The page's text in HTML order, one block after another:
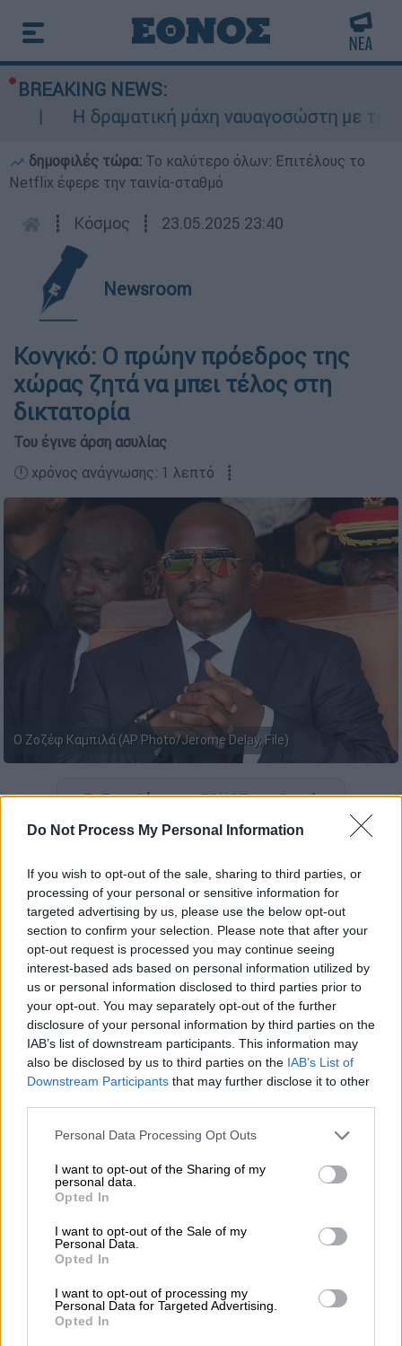
Do Not Process My Personal Information
If you wish to opt-out of the sale, sharing to third parties, or
processing of your personal or sensitive information for
targeted advertising by us, please use the below opt-out
section to confirm your selection. Please note that after your
opt-out request is processed you may continue seeing
interest-based ads based on personal information utilized by
us or personal information disclosed to third parties prior to
your opt-out. You may separately opt-out of the further
disclosure of your personal information by third parties on the
IAB’s list of downstream participants. This information may
also be disclosed by us to third parties on the IAB’s List of
Downstream Participants that may further disclose it to other
Please note that this website/app uses one or more Google
not limited to your visit or usage behaviour. You may click to
grant or deny consent to Google and its third-party tags to
use your data for below specified purposes in below Google
consent section.
Personal Data Processing Opt Outs
I want to opt-out of the Sharing of my
personal data.
Opted In
I want to opt-out of the Sale of my
Personal Data.
Opted In
I want to opt-out of processing my
Personal Data for Targeted Advertising.
Opted In
BREAKING NEWS:
Η δραματική μάχη ναυαγοσώστη με τα
δημοφιλές τώρα: Το καλύτερο όλων: Επιτέλους το
Netflix έφερε την ταινία-σταθμό
┋ Κόσμος ┋ 23.05.2025 23:40
Newsroom
Κονγκό: Ο πρώην πρόεδρος της
χώρας ζητά να μπει τέλος στη
δικτατορία
Του έγινε άρση ασυλίας
🕛 χρόνος ανάγνωσης: 1 λεπτό ┋
Ο Ζοζέφ Καμπιλά (AP Photo/Jerome Delay, File)
Προσθέστε το ΕΘΝΟΣ στη Google
Λαϊκής Δημοκρατίας του Κονγκό, είδε να του
γίνεται άρση κοινοβουλευτικής ασυλίας και
στη συνέχεια δήλωσε ότι πρέπει να μπει
τέλος στηδικτατορίατης χώρας του.
ΔΙΑΒΑΣΤΕ ΕΠΙΣΗΣ
Υγεία|03.03.2025 17:12
Μυστηριώδη ασθένεια διερευνά ο
ΠΟΥ στο Κονγκό - Οι ασθενείς
παρουσιάζουν αιμορραγία και
δυσκαμψία στον αυχένα
δημοκρατία, όπως και η καλή οικονομική και
κοινωνική διακυβέρνηση, να αποκατασταθεί»
είπε ο 53χρονος πρώην πρόεδρος (2001-19)
σε μια σπάνια ανακοίνωση που έκανε μέσω
του διαδικτύου.